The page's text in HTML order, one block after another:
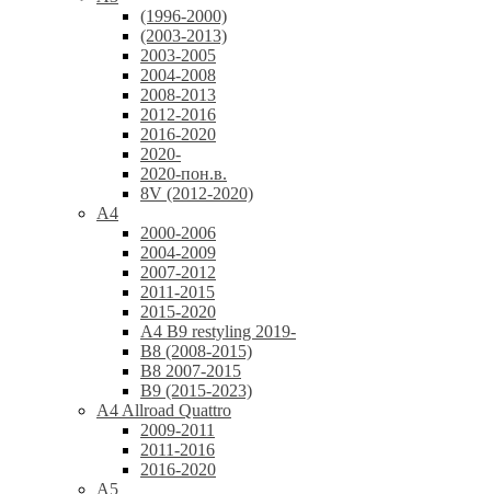
(1996-2000)
(2003-2013)
2003-2005
2004-2008
2008-2013
2012-2016
2016-2020
2020-
2020-пон.в.
8V (2012-2020)
A4
2000-2006
2004-2009
2007-2012
2011-2015
2015-2020
A4 B9 restyling 2019-
B8 (2008-2015)
B8 2007-2015
B9 (2015-2023)
A4 Allroad Quattro
2009-2011
2011-2016
2016-2020
A5